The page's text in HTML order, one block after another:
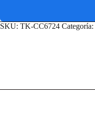
SKU: TK-CC6724 Categoría: